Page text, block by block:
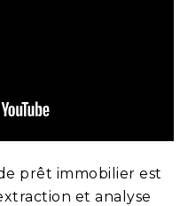
prêt immobilier est
et analyse